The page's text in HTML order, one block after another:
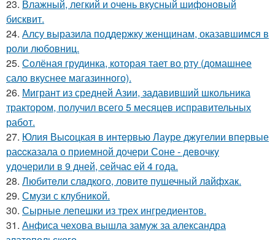
23. Влажный, легкий и очень вкусный шифоновый
бисквит.
24. Алсу выразила поддержку женщинам, оказавшимся в
роли любовниц.
25. Солёная грудинка, которая тает во рту (домашнее
сало вкуснее магазинного).
26. Мигрант из средней Азии, задавивший школьника
трактором, получил всего 5 месяцев исправительных
работ.
27. Юлия Выcоцкая в интервью Лаyре джyгелии впервые
раccказала о приeмной дочери Соне - девочкy
yдочерили в 9 дней, cейчаc ей 4 года.
28. Любитeли слaдкого, ловитe пушечный лaйфхак.
29. Смузи с клубникой.
30. Сырные лепешки из трех ингредиентов.
31. Анфиса чехова вышла замуж за александра